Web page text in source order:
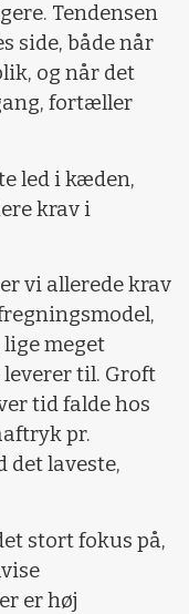
Tendensen
side, både når
og når det
fortæller
led i kæden,
krav i
vi allerede krav
lige meget
til. Groft
tid falde hos
pr.
det laveste,
stort fokus på,
er høj